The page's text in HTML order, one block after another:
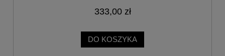
333,00 zł
DO KOSZYKA